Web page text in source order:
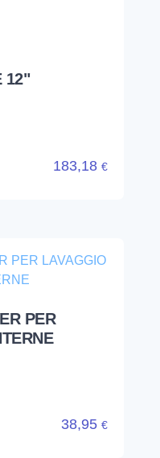
12"
183,18 €
PER
38,95 €